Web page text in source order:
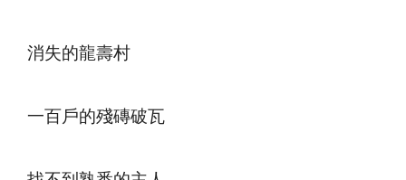
消失的龍壽村
一百戶的殘磚破瓦